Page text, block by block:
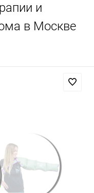
и
в Москве